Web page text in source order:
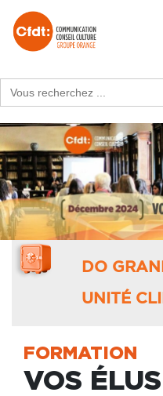
for:
DO
UNITÉ
FORMATION
VOS